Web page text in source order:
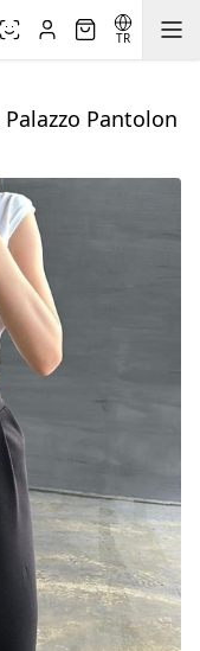
TR
Palazzo Pantolon